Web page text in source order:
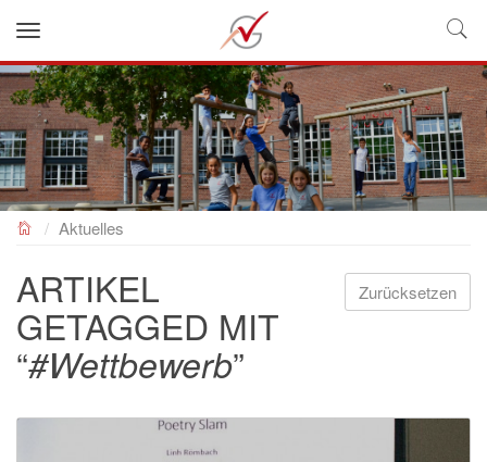
NEUES GYMNASIUM
Aktuelles
Zurücksetzen
ARTIKEL
GETAGGED MIT
“#Wettbewerb”